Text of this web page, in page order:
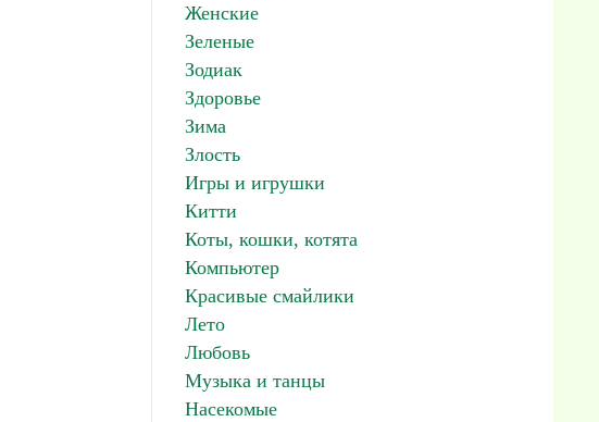
Женские
Зеленые
Зодиак
Здоровье
Зима
Злость
Игры и игрушки
Китти
Коты, кошки, котята
Компьютер
Красивые смайлики
Лето
Любовь
Музыка и танцы
Насекомые